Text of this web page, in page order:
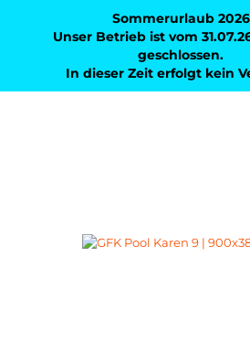
Sommerurlaub 2026
Unser Betrieb ist vom
geschlossen.
In dieser Zeit erfolgt kein
GFK Pool Karen 9 |